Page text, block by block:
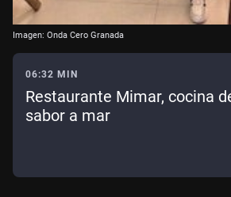
Imagen: Onda Cero Granada
06:32 MIN
Restaurante Mimar, cocina
sabor a mar